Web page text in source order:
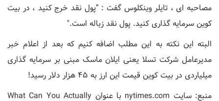
مصاحبه ای ، تایلر وینکلوس گفت : ”پول نقد خرج کنید ، در بیت
کوین سرمایه گذاری کنید. پول نقد زباله است."
البته این نکته به این مطلب اضافه کنیم که بعد از اعلام خبر
مدیرعامل شرکت تسلا یعنی ایلان ماسک مبنی بر سرمایه گذاری
میلیاردی در بیت کوین قیمت این ارز به 45 هزار دلار رسید!
منبع: سایت nytimes.com با عنوان What Can You Actually